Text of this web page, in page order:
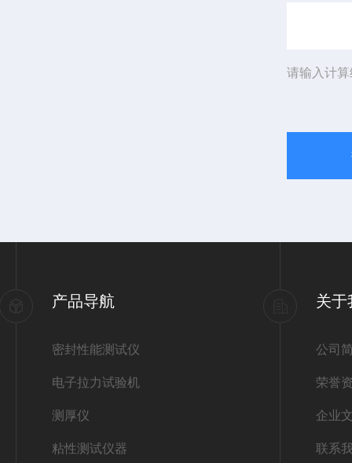
请输入计
产品导航
密封性能测试仪
电子拉力试验机
测厚仪
粘性测试仪器
关于
公司
荣誉
企业
联系